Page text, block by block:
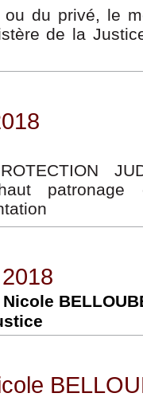
ou du privé, le
de la
patronage